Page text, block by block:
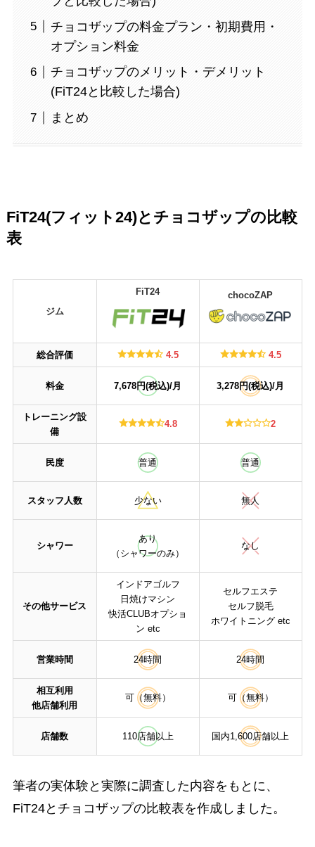
チョコザップの料金プラン・初期費用・
オプション料金
チョコザップのメリット・デメリット
(FiT24と比較した場合)
まとめ
FiT24(フィット24)とチョコザップの比較
表
ジム
FiT24 chocoZAP
総合評価 4.5 4.5
料金 7,678円(税込)/月 3,278円(税込)/月
トレーニング設
備
4.8 2
民度 普通 普通
スタッフ人数 少ない 無人
シャワー
あり
（シャワーのみ）
なし
その他サービス
インドアゴルフ
日焼けマシン
快活CLUBオプショ
ン etc
セルフエステ
セルフ脱毛
ホワイトニング etc
営業時間 24時間 24時間
相互利用
他店舗利用
可（無料） 可（無料）
店舗数 110店舗以上 国内1,600店舗以上
筆者の実体験と実際に調査した内容をもとに、
FiT24とチョコザップの比較表を作成しました。